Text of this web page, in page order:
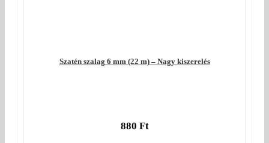
Szatén szalag 6 mm (22 m) – Nagy kiszerelés
880 Ft